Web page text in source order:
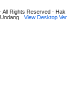
Rights Reserved - Hak
Undang
View Desktop